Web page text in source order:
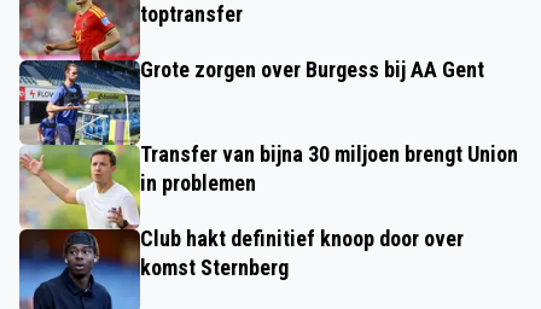
toptransfer
Grote zorgen over Burgess bij AA Gent
Transfer van bijna 30 miljoen brengt Union
in problemen
Club hakt definitief knoop door over
komst Sternberg